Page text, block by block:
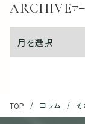
ARCHIVEア
TOP コラム